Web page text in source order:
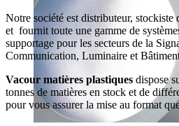
Notre société est distributeur, stockiste
et fournit toute une gamme de
supportage pour les secteurs de la
Communication, Luminaire et
Vacour matières plastiques dispose
tonnes de matières en stock et de
pour vous assurer la mise au format